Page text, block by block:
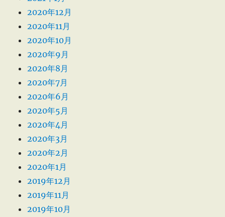
2020年12月
2020年11月
2020年10月
2020年9月
2020年8月
2020年7月
2020年6月
2020年5月
2020年4月
2020年3月
2020年2月
2020年1月
2019年12月
2019年11月
2019年10月